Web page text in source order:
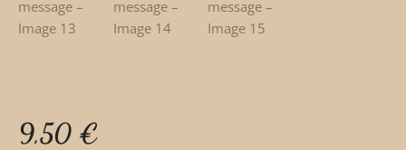
9,50 €